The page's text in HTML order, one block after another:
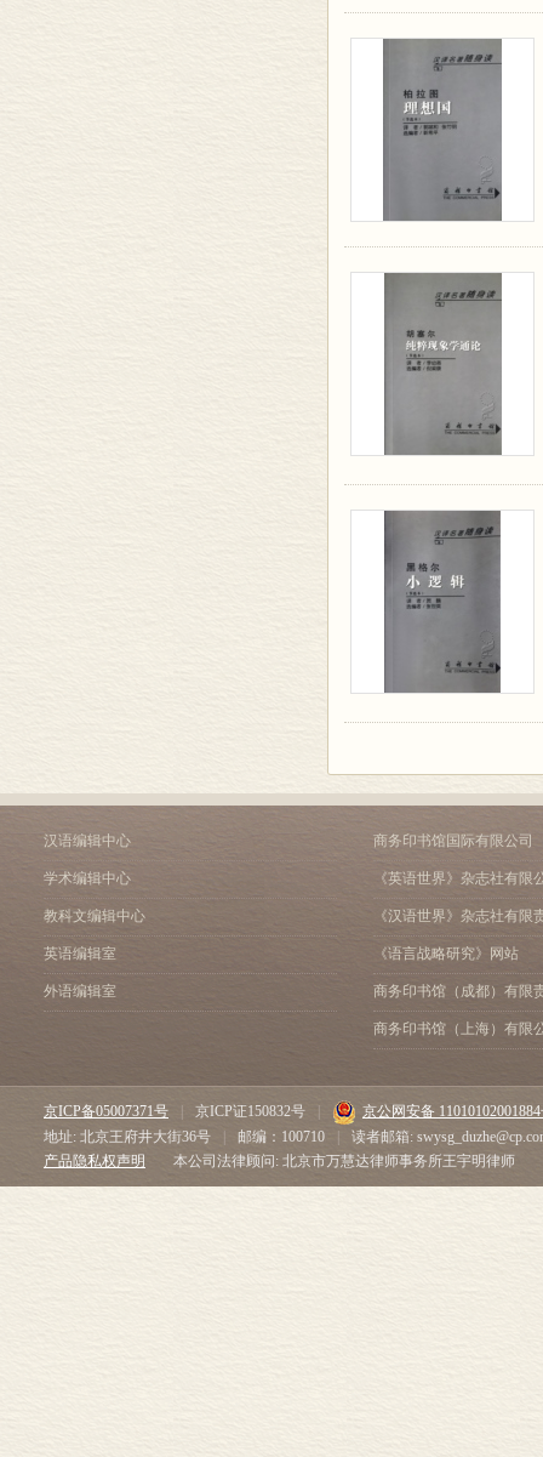
汉语编辑中心
学术编辑中心
教科文编辑中心
英语编辑室
外语编辑室
商务印书馆国际有限公司
《英语世界》杂志社有限
《汉语世界》杂志社有限
《语言战略研究》网站
商务印书馆（成都）有限
商务印书馆（上海）有限
京ICP备05007371号 京ICP证150832号
京公网安备
地址: 北京王府井大街36号
邮编：100710
读者邮箱:
产品隐私权声明
本公司法律顾问: 北京市万慧达律师事务所王宇明律师